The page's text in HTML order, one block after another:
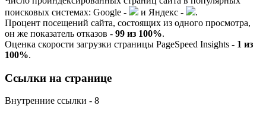
поисковых системах: Google - и Яндекс -
.
Процент посещений сайта, состоящих из одного просмотра,
он же показатель отказов - 99 из 100%.
Оценка скорости загрузки страницы PageSpeed Insights - 1 из
100%.
Ссылки на странице
Внутренние ссылки - 8